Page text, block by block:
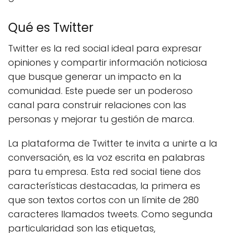
Qué es Twitter
Twitter es la red social ideal para expresar
opiniones y compartir información noticiosa
que busque generar un impacto en la
comunidad. Este puede ser un poderoso
canal para construir relaciones con las
personas y mejorar tu gestión de marca.
La plataforma de Twitter te invita a unirte a la
conversación, es la voz escrita en palabras
para tu empresa. Esta red social tiene dos
características destacadas, la primera es
que son textos cortos con un límite de 280
caracteres llamados tweets. Como segunda
particularidad son las etiquetas,